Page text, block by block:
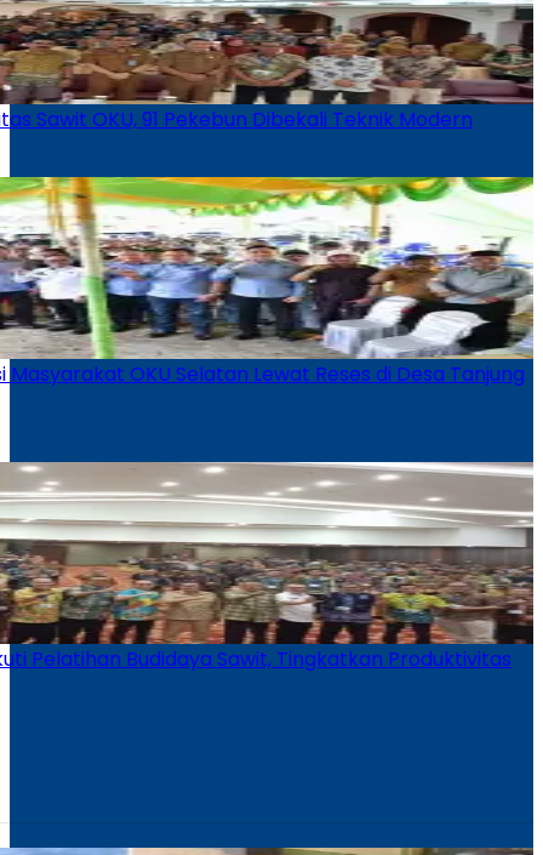
Sawit OKU, 91 Pekebun Dibekali Teknik Modern
Masyarakat OKU Selatan Lewat Reses di Desa Tanjung
Pelatihan Budidaya Sawit, Tingkatkan Produktivitas